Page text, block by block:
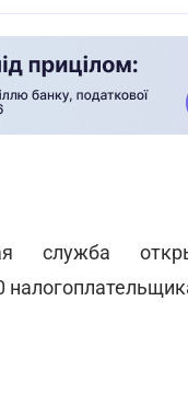
служба